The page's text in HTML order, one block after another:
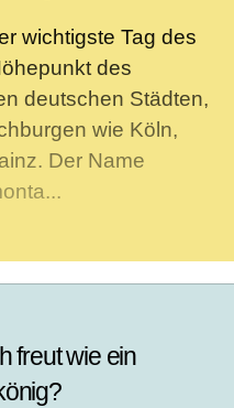
wichtigste Tag des
des
deutschen Städten,
wie Köln,
Der Name
freut wie ein